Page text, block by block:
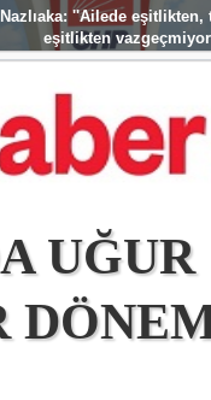
Nazlıaka: ''Ailede eşitlikten,
eşitlikten
UĞUR